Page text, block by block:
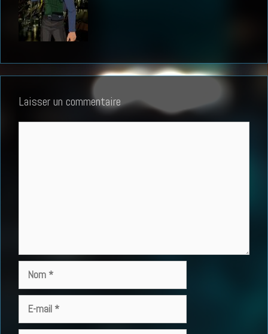
Laisser un commentaire
mail